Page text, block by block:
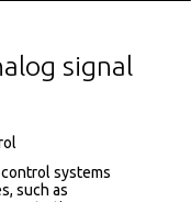
signal
systems
such as